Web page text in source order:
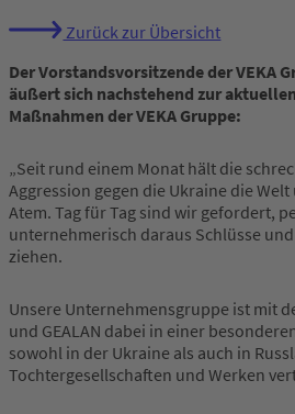
Zurück zur Übersicht
Der Vorstandsvorsitzende der VEKA
äußert sich nachstehend zur
Maßnahmen der VEKA Gruppe:
„Seit rund einem Monat hält die
Aggression gegen die Ukraine die Welt
Atem. Tag für Tag sind wir gefordert,
unternehmerisch daraus Schlüsse
ziehen.
Unsere Unternehmensgruppe ist mit
und GEALAN dabei in einer
sowohl in der Ukraine als auch in
Tochtergesellschaften und Werken